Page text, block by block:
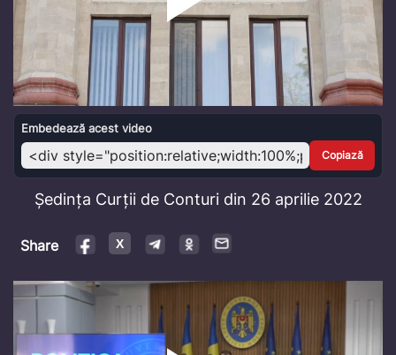
Play
Video
Embedează acest video
Copiază
Ședința Curții de Conturi din 26 aprilie 2022
Share